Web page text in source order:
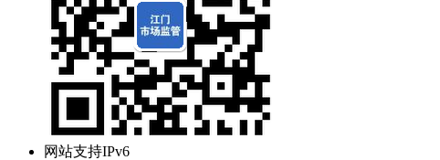
网站支持IPv6